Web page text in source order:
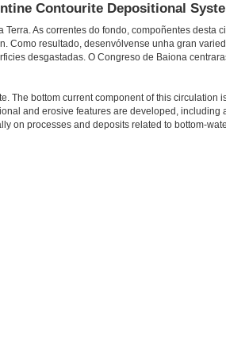
Contourite Depositional
As correntes do fondo, compoñentes desta
Como resultado, desenvólvense unha gran
desgastadas. O Congreso de Baiona
The bottom current component of this circulation
and erosive features are developed, including
on processes and deposits related to bottom-